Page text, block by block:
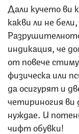
Дали кучето ви
какви ли не
индикация, че
от повече
физическа или
да осигурят и
четириногия ви
нуждае. И
чифт обувки!